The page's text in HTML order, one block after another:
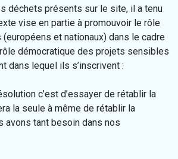
déchets présents sur le site, il a tenu
vise en partie à promouvoir le rôle
et nationaux) dans le cadre
démocratique des projets sensibles
dans lequel ils s’inscrivent :
c’est d’essayer de rétablir la
la seule à même de rétablir la
avons tant besoin dans nos